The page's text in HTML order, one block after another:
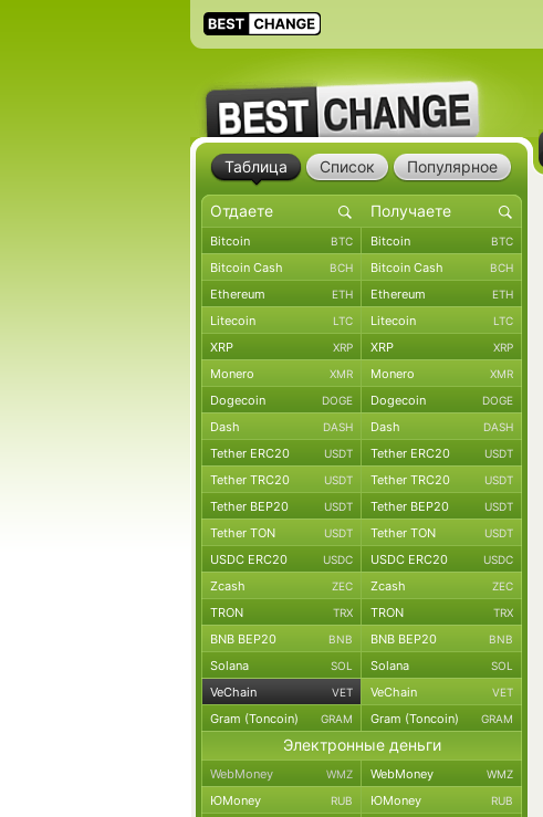
Таблица Список Популярное
Bitcoin BTC Bitcoin BTC
Bitcoin Cash BCH Bitcoin Cash BCH
Ethereum ETH Ethereum ETH
Litecoin LTC Litecoin LTC
XRP XRP XRP XRP
Monero XMR Monero XMR
Dogecoin DOGE Dogecoin DOGE
Dash DASH Dash DASH
Tether ERC20 USDT Tether ERC20 USDT
Tether TRC20 USDT Tether TRC20 USDT
Tether BEP20 USDT Tether BEP20 USDT
Tether TON USDT Tether TON USDT
USDC ERC20 USDC USDC ERC20 USDC
Zcash ZEC Zcash ZEC
TRON TRX TRON TRX
BNB BEP20 BNB BNB BEP20 BNB
Solana SOL Solana SOL
VeChain VET VeChain VET
Gram (Toncoin) GRAM Gram (Toncoin) GRAM
Электронные деньги
WebMoney WMZ WebMoney WMZ
ЮMoney RUB ЮMoney RUB